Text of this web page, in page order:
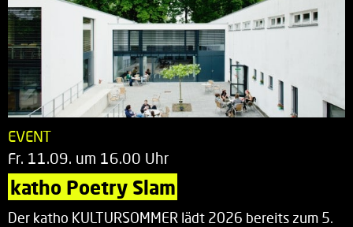
EVENT
Fr. 11.09. um 16.00 Uhr
katho Poetry Slam
Der katho KULTURSOMMER lädt 2026 bereits zum 5.